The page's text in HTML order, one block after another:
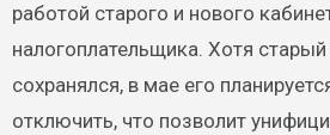
работой старого и нового
налогоплательщика. Хотя
сохранялся, в мае его
отключить, что позволит